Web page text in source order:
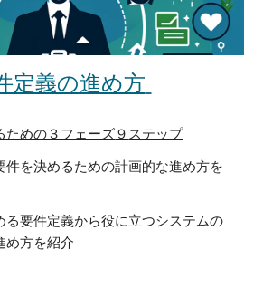
定義の進め方
ための３フェーズ９ ステップ
件を決めるための計画的な進め方を
る要件定義から役に立つシステムの
め方を紹介